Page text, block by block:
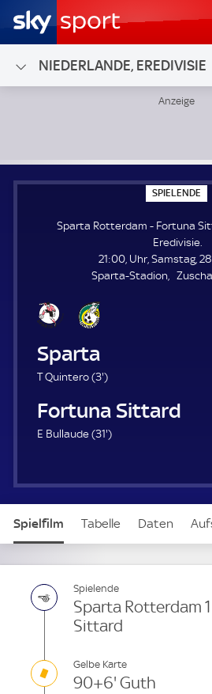
NIEDERLANDE, EREDIVISIE
SPIELENDE
P
E
E
N
D
E
Sparta Rotterdam - Fortuna
Eredivisie.
21:00, Uhr, Samstag,
Sparta-Stadion
Sparta Rotterdam
T Quintero (3'3
m
n
e
)
Fortuna Sittard
E Bullaude (31'3
u
t
)
Spielfilm Tabelle Daten
Spielende
Sparta Rotterdam
Sittard
Gelbe Karte
90+6' Guth